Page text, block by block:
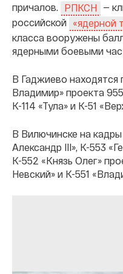
причалов.
РПКСН
—
российской
«ядерной
класса вооружены
ядерными боевыми
В Гаджиево находятся
Владимир» проекта
К-114 «Тула» и К-51
В Вилючинске на
Александр III», К-553
К-552 «Князь Олег»
Невский» и К-551